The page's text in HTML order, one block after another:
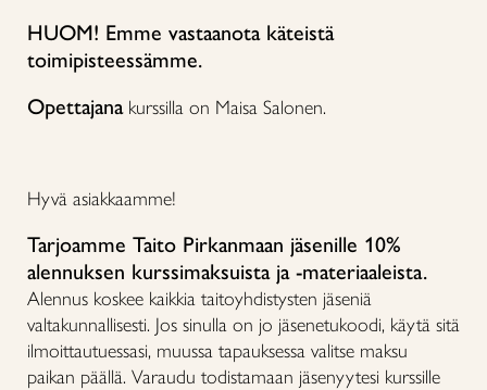
HUOM! Emme vastaanota käteistä
toimipisteessämme.
Opettajanakurssilla on Maisa Salonen.
Hyvä asiakkaamme!
Tarjoamme Taito Pirkanmaan jäsenille 10%
alennuksen kurssimaksuista ja -materiaaleista.
Alennus koskee kaikkia taitoyhdistysten jäseniä
valtakunnallisesti. Jos sinulla on jo jäsenetukoodi, käytä sitä
ilmoittautuessasi, muussa tapauksessa valitse maksu
paikan päällä. Varaudu todistamaan jäsenyytesi kurssille